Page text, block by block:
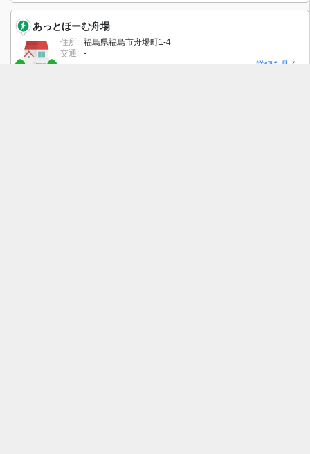
あっとほーむ舟場
住所: 福島県福島市舟場町1-4
交通: -
詳細を見る